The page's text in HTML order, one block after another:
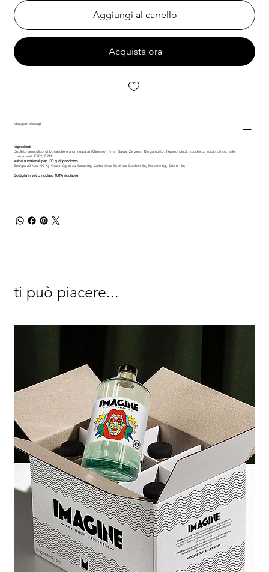
Aggiungi al carrello
Acquista ora
Maggiori dettagli
Ingredienti
Distillato analcolico di botaniche e aromi naturali (Ginepro, Timo, Salvia, Zenzero, Bergamotto, Peperoncino), zucchero, acido citrico, sale,
conservanti: E202, E211.
Valori nutrizionali per 100 g di prodotto
Energia 22 Kcal /92 Kj, Grassi 0g di cui Saturi 0g, Carboidrati 5g di cui Zuccheri 5g, Proteine 0g, Sale 0,13g
Bottiglia in vetro riciclato 100% riciclabile
ti può piacere...